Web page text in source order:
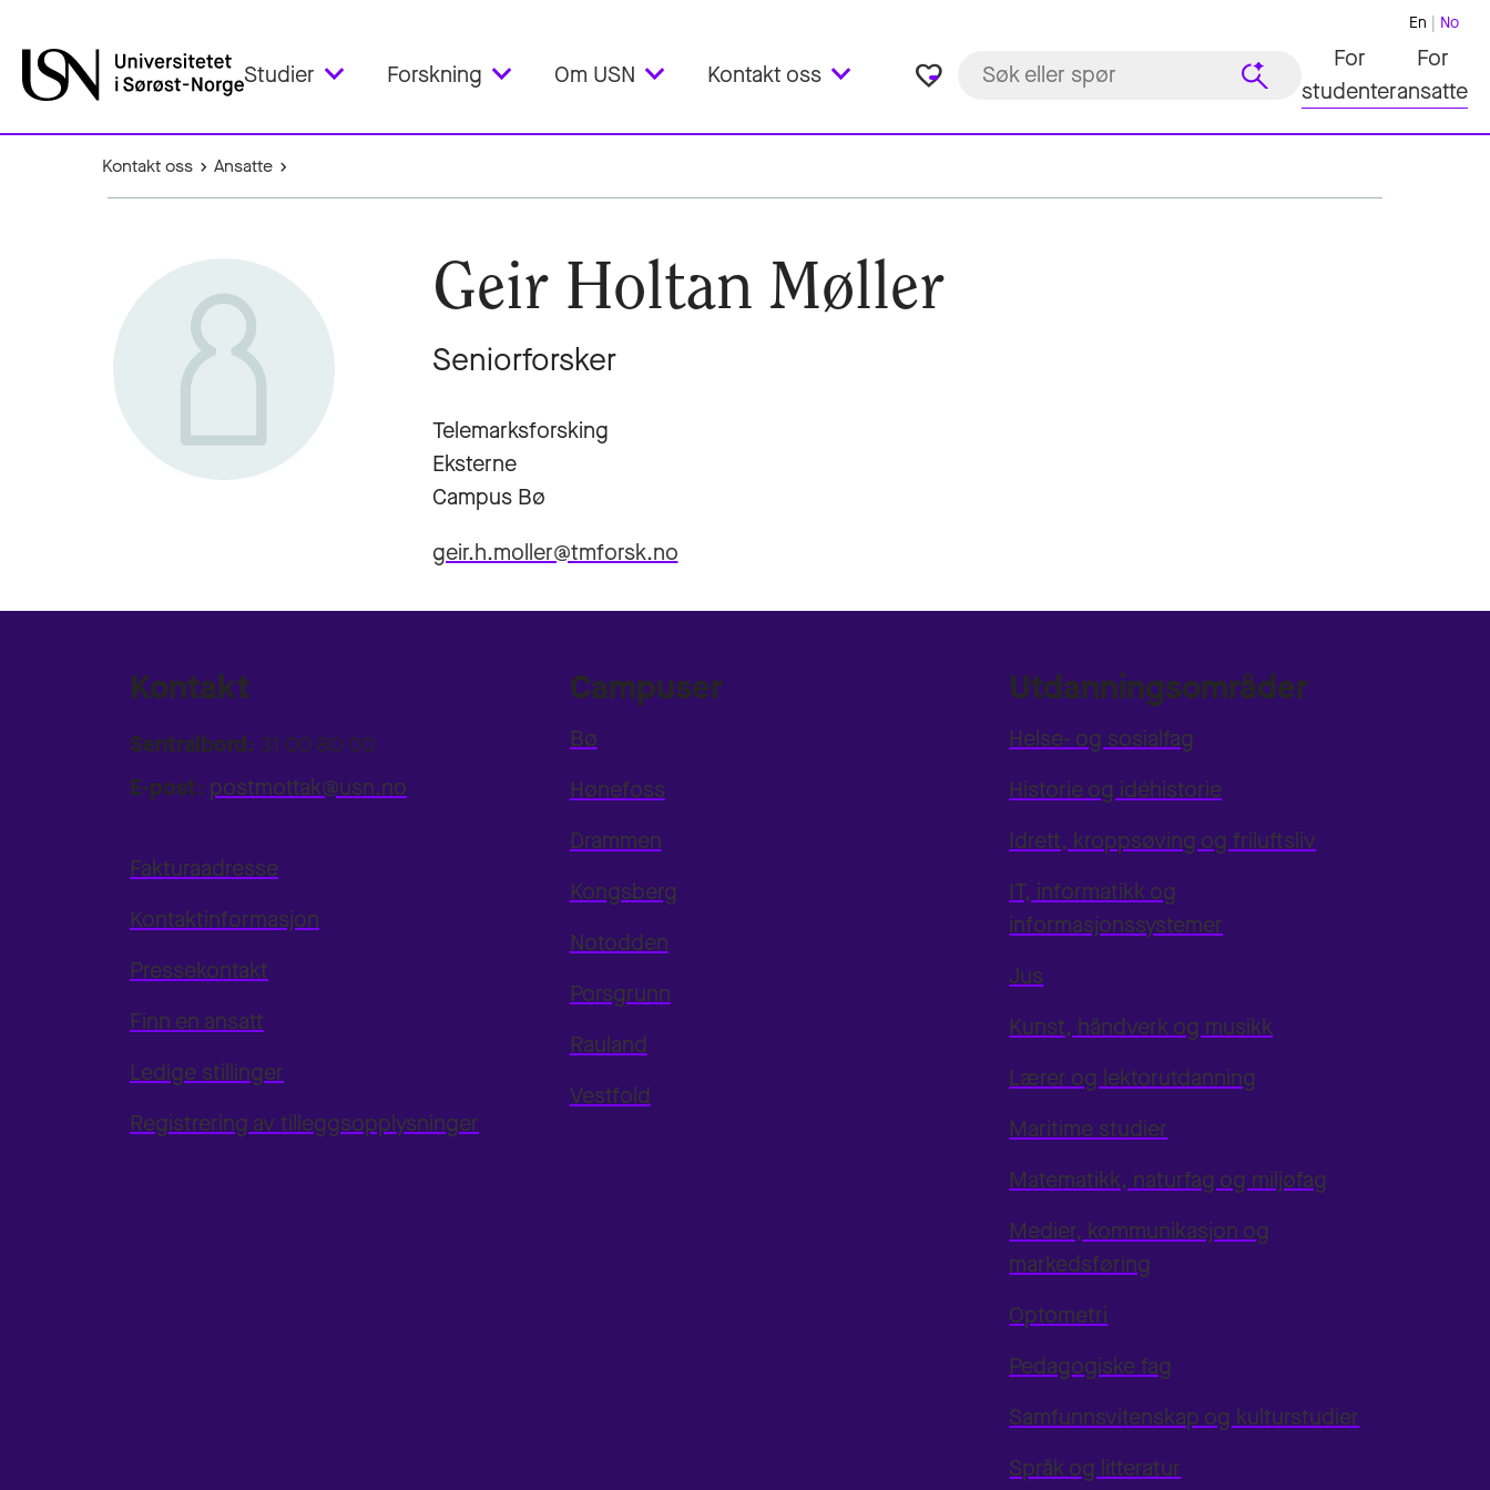
Studier Forskning Om USN Kontakt oss favorite_border
En No
For
studenter
For
ansatte
Kontakt oss Ansatte
Geir Holtan Møller
Seniorforsker
Telemarksforsking
Eksterne
Campus Bø
geir.h.moller@tmforsk.no
Kontakt
Sentralbord: 31 00 80 00
E-post: postmottak@usn.no
Fakturaadresse
Kontaktinformasjon
Pressekontakt
Finn en ansatt
Ledige stillinger
Registrering av tilleggsopplysninger
Campuser
Bø
Hønefoss
Drammen
Kongsberg
Notodden
Porsgrunn
Rauland
Vestfold
Utdanningsområder
Helse- og sosialfag
Historie og idéhistorie
Idrett, kroppsøving og friluftsliv
IT, informatikk og
informasjonssystemer
Jus
Kunst, håndverk og musikk
Lærer og lektorutdanning
Maritime studier
Matematikk, naturfag og miljøfag
Medier, kommunikasjon og
markedsføring
Optometri
Pedagogiske fag
Samfunnsvitenskap og kulturstudier
Språk og litteratur